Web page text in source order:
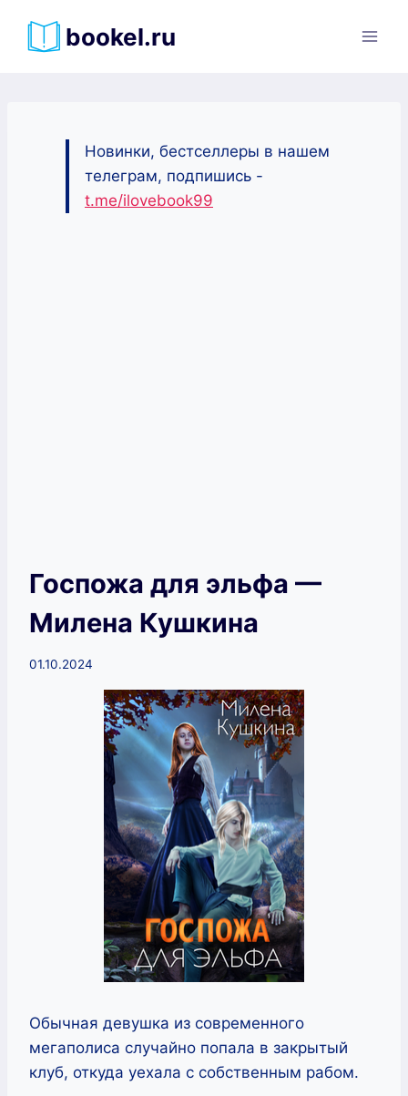
bookel.ru
Новинки, бестселлеры в нашем
телеграм, подпишись -
t.me/ilovebook99
Госпожа для эльфа —
Милена Кушкина
01.10.2024
Обычная девушка из современного
мегаполиса случайно попала в закрытый
клуб, откуда уехала с собственным рабом.